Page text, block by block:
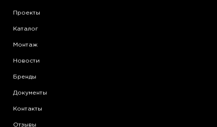
Проекты
Каталог
Монтаж
Новости
Бренды
Документы
Контакты
Отзывы